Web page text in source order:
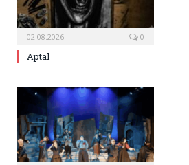
02.08.2026 0
Aptal